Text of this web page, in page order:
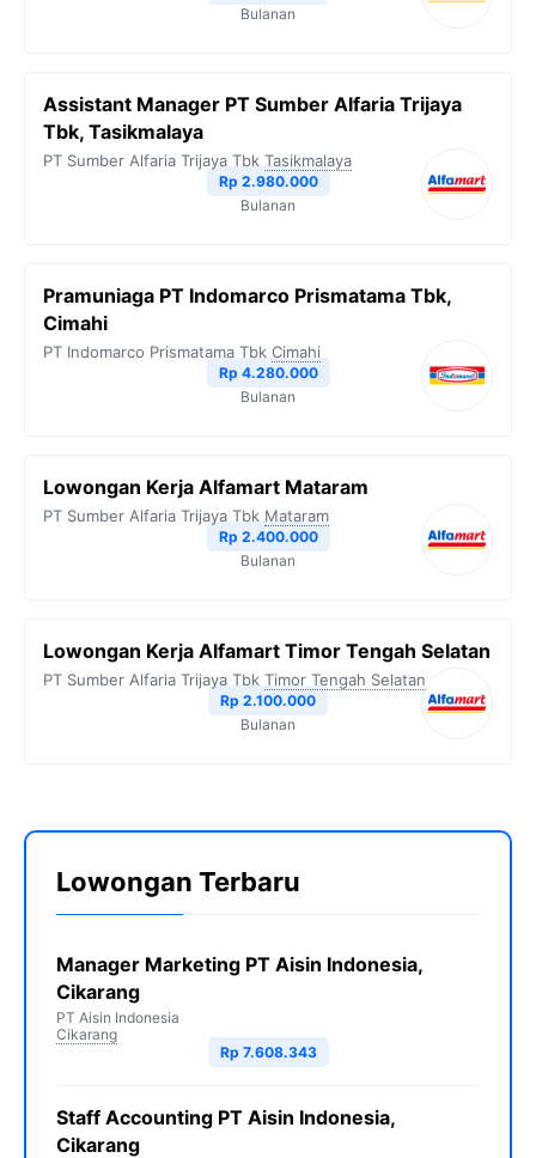
Bulanan
Assistant Manager PT Sumber Alfaria Trijaya
Tbk, Tasikmalaya
PT Sumber Alfaria Trijaya Tbk Tasikmalaya
Rp 2.980.000
Bulanan
Pramuniaga PT Indomarco Prismatama Tbk,
Cimahi
PT Indomarco Prismatama Tbk Cimahi
Rp 4.280.000
Bulanan
Lowongan Kerja Alfamart Mataram
PT Sumber Alfaria Trijaya Tbk Mataram
Rp 2.400.000
Bulanan
Lowongan Kerja Alfamart Timor Tengah Selatan
PT Sumber Alfaria Trijaya Tbk Timor Tengah Selatan
Rp 2.100.000
Bulanan
Lowongan Terbaru
Manager Marketing PT Aisin Indonesia,
Cikarang
PT Aisin Indonesia
Cikarang
Rp 7.608.343
Staff Accounting PT Aisin Indonesia,
Cikarang